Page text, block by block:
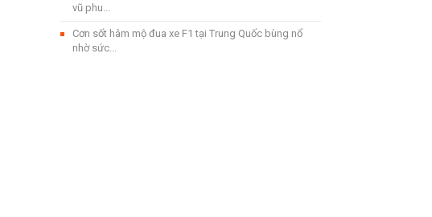
vũ phu...
Cơn sốt hâm mộ đua xe F1 tại Trung Quốc bùng nổ
nhờ sức...